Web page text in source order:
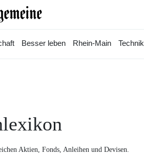
Besser leben Rhein-Main Technik
Aktien, Fonds, Anleihen und Devisen.